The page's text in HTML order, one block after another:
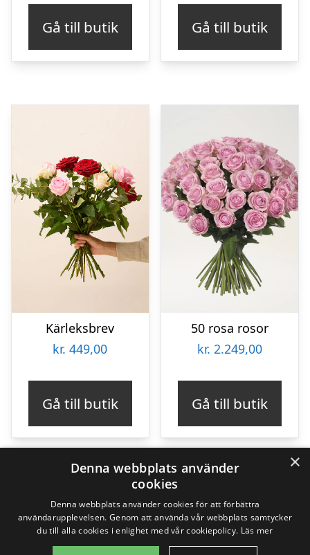
Gå till butik Gå till butik
Kärleksbrev
kr. 449,00
Gå till butik
50 rosa rosor
kr. 2.249,00
Gå till butik
Produkter 190190
produkter
×
Denna webbplats använder
cookies
Denna webbplats använder cookies för att förbättra
användarupplevelsen. Genom att använda vår webbplats samtycker
du till alla cookies i enlighet med vår cookiepolicy. Läs mer